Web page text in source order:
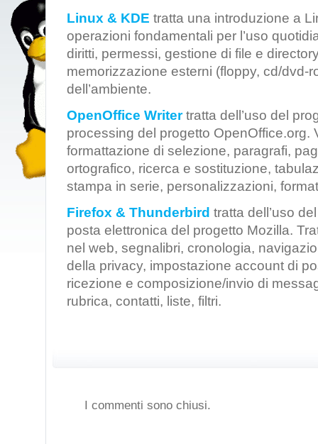
Linux & KDE tratta una introduzione a
operazioni fondamentali per l’uso
diritti, permessi, gestione di file e
memorizzazione esterni (floppy, cd/dvd-
dell’ambiente.
OpenOffice Writertratta dell’uso del
processing del progetto OpenOffice.org.
formattazione di selezione, paragrafi,
ortografico, ricerca e sostituzione,
stampa in serie, personalizzazioni,
Firefox & Thunderbird tratta dell’uso
posta elettronica del progetto Mozilla.
nel web, segnalibri, cronologia,
della privacy, impostazione account di
ricezione e composizione/invio di
rubrica, contatti, liste, filtri.
I commenti sono chiusi.